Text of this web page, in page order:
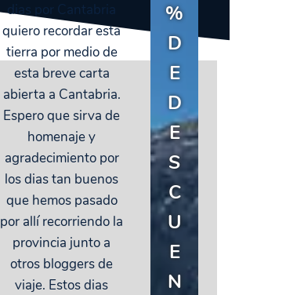
dias por Cantabria
quiero recordar esta
tierra por medio de
esta breve carta
abierta a Cantabria.
Espero que sirva de
homenaje y
agradecimiento por
los dias tan buenos
que hemos pasado
por allí recorriendo la
provincia junto a
otros bloggers de
viaje. Estos dias
%
D
E
D
E
S
C
U
E
N